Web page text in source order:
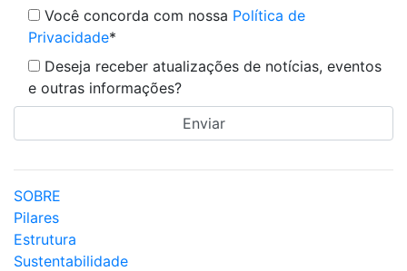
Você concorda com nossa Política de
Privacidade*
Deseja receber atualizações de notícias, eventos
e outras informações?
SOBRE
Pilares
Estrutura
Sustentabilidade